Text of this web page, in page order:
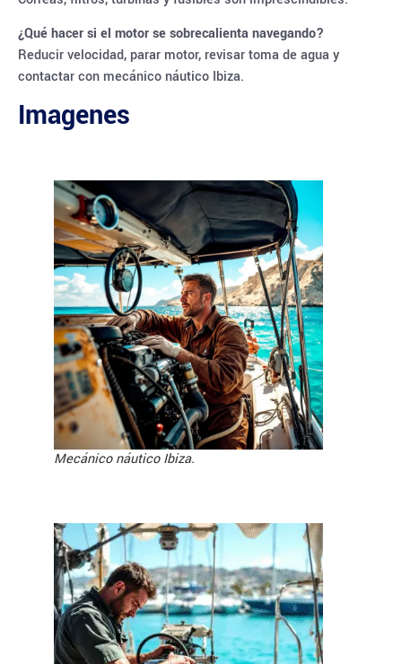
¿Qué hacer si el motor se sobrecalienta navegando?
Reducir velocidad, parar motor, revisar toma de agua y
contactar con mecánico náutico Ibiza.
Imagenes
Mecánico náutico Ibiza.